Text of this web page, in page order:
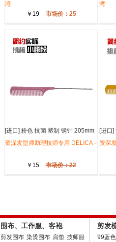
湾
￥19
市场价：25
湾
[进口] 粉色 抗菌 塑制 钢针 205mm
701 尖尾梳 - DELICA -
资深发型师助理技师专用 DELICA -
￥15 市场价：22
[进口
701
资深
围布、工作服、客袍
剪发围布 染烫围布 肩垫 技师服
剪发
99蓝